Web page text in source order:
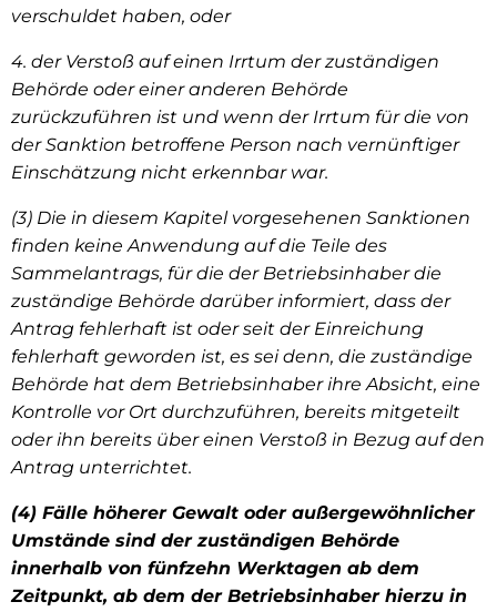
verschuldet haben, oder
4. der Verstoß auf einen Irrtum der zuständigen
Behörde oder einer anderen Behörde
zurückzuführen ist und wenn der Irrtum für die von
der Sanktion betroffene Person nach vernünftiger
Einschätzung nicht erkennbar war.
(3) Die in diesem Kapitel vorgesehenen Sanktionen
finden keine Anwendung auf die Teile des
Sammelantrags, für die der Betriebsinhaber die
zuständige Behörde darüber informiert, dass der
Antrag fehlerhaft ist oder seit der Einreichung
fehlerhaft geworden ist, es sei denn, die zuständige
Behörde hat dem Betriebsinhaber ihre Absicht, eine
Kontrolle vor Ort durchzuführen, bereits mitgeteilt
oder ihn bereits über einen Verstoß in Bezug auf den
Antrag unterrichtet.
(4) Fälle höherer Gewalt oder außergewöhnlicher
Umstände sind der zuständigen Behörde
innerhalb von fünfzehn Werktagen ab dem
Zeitpunkt, ab dem der Betriebsinhaber hierzu in